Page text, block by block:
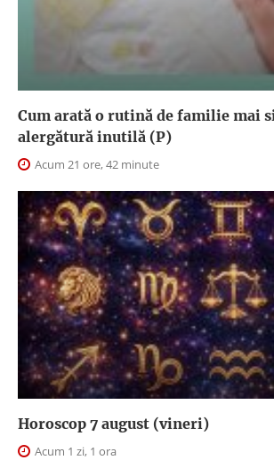
Cum arată o rutină de familie mai
alergătură inutilă (P)
Acum 21 ore, 42 minute
Horoscop 7 august (vineri)
Acum 1 zi, 1 ora